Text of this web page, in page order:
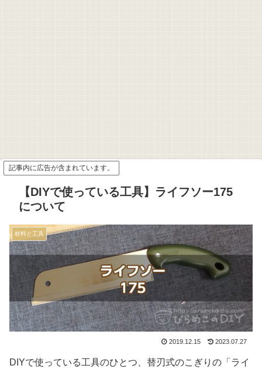
記事内に広告が含まれています。
【DIYで使っている工具】ライフソー175
について
材料と工具
2019.12.15 2023.07.27
DIYで使っている工具のひとつ、替刃式のこぎりの「ライ